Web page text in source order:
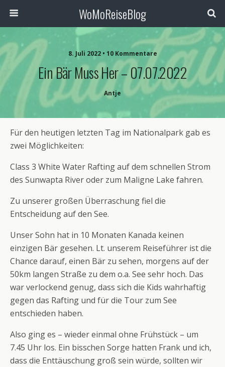
WoMoReiseBlog
8. Juli 2022 • 10 Kommentare
Ein Bär Muss Her – 07.07.2022
Antje
Für den heutigen letzten Tag im Nationalpark gab es
zwei Möglichkeiten:
Class 3 White Water Rafting auf dem schnellen Strom
des Sunwapta River oder zum Maligne Lake fahren.
Zu unserer großen Überraschung fiel die
Entscheidung auf den See.
Unser Sohn hat in 10 Monaten Kanada keinen
einzigen Bär gesehen. Lt. unserem Reiseführer ist die
Chance darauf, einen Bär zu sehen, morgens auf der
50km langen Straße zu dem o.a. See sehr hoch. Das
war verlockend genug, dass sich die Kids wahrhaftig
gegen das Rafting und für die Tour zum See
entschieden haben.
Also ging es – wieder einmal ohne Frühstück – um
7.45 Uhr los. Ein bisschen Sorge hatten Frank und ich,
dass die Enttäuschung groß sein würde, sollten wir